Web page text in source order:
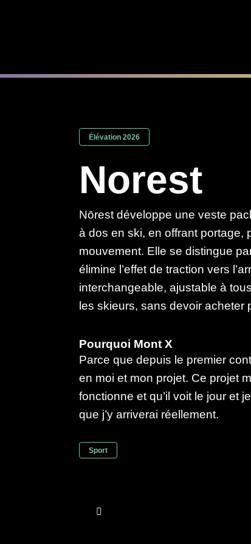
Élévation 2026
Norest
Nōrest développe une veste
à dos en ski, en offrant portage,
mouvement. Elle se distingue
élimine l’effet de traction vers
interchangeable, ajustable à
les skieurs, sans devoir acheter
Pourquoi Mont X
Parce que depuis le premier
en moi et mon projet. Ce projet
fonctionne et qu’il voit le jour et
que j’y arriverai réellement.
Sport